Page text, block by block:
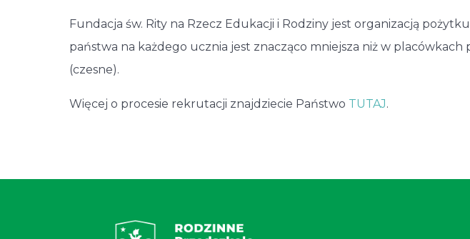
Fundacja św. Rity na Rzecz Edukacji i Rodziny jest organizacją
państwa na każdego ucznia jest znacząco mniejsza niż w
(czesne).
Więcej o procesie rekrutacji znajdziecie Państwo TUTAJ.